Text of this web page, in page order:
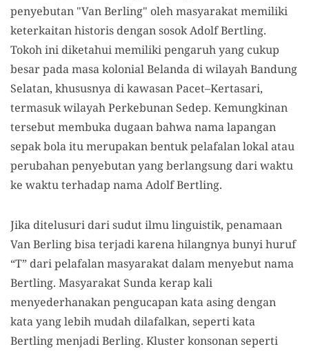
penyebutan "Van Berling" oleh masyarakat memiliki
keterkaitan historis dengan sosok Adolf Bertling.
Tokoh ini diketahui memiliki pengaruh yang cukup
besar pada masa kolonial Belanda di wilayah Bandung
Selatan, khususnya di kawasan Pacet–Kertasari,
termasuk wilayah Perkebunan Sedep. Kemungkinan
tersebut membuka dugaan bahwa nama lapangan
sepak bola itu merupakan bentuk pelafalan lokal atau
perubahan penyebutan yang berlangsung dari waktu
ke waktu terhadap nama Adolf Bertling.
Jika ditelusuri dari sudut ilmu linguistik, penamaan
Van Berling bisa terjadi karena hilangnya bunyi huruf
“T” dari pelafalan masyarakat dalam menyebut nama
Bertling. Masyarakat Sunda kerap kali
menyederhanakan pengucapan kata asing dengan
kata yang lebih mudah dilafalkan, seperti kata
Bertling menjadi Berling. Kluster konsonan seperti